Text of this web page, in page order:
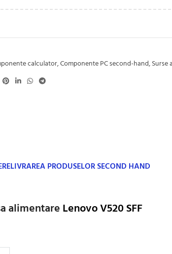
calculator,Componente PC second-hand,Surse
LIVRAREA PRODUSELOR SECOND HAND
alimentareLenovo V520 SFF